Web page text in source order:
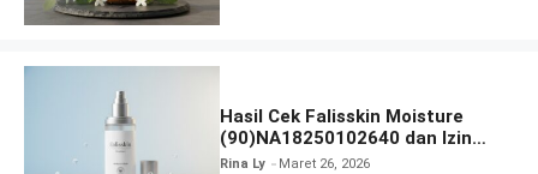
Hasil Cek Falisskin Moisture
(90)NA18250102640 dan Izin
BPOM
Rina Ly Maret 26, 2026